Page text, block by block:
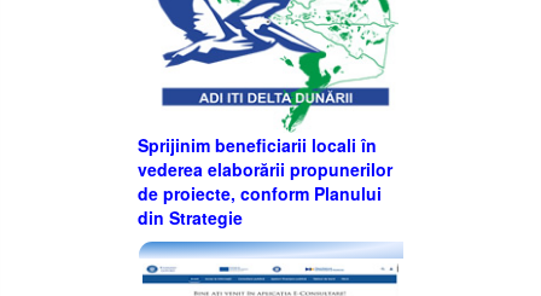
Sprijinim beneficiarii locali în
vederea elaborării propunerilor
de proiecte, conform Planului
din Strategie